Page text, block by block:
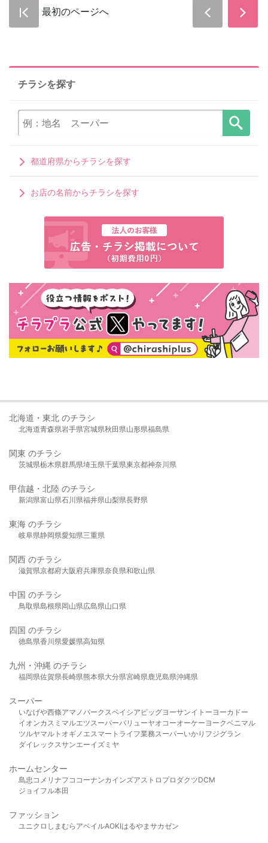
最初のページへ
チラシを探す
都道府県からチラシを探す
お店の名前からチラシを探す
北海道・東北 のチラシ
北海道青森県岩手県宮城県秋田県山形県福島県
関東 のチラシ
茨城県栃木県群馬県埼玉県千葉県東京都神奈川県
甲信越・北陸 のチラシ
新潟県富山県石川県福井県山梨県長野県
東海 のチラシ
岐阜県静岡県愛知県三重県
関西 のチラシ
滋賀県京都府大阪府兵庫県奈良県和歌山県
中国 のチラシ
鳥取県島根県岡山県広島県山口県
四国 のチラシ
徳島県香川県愛媛県高知県
九州・沖縄 のチラシ
福岡県佐賀県長崎県熊本県大分県宮崎県鹿児島県沖縄県
スーパー
いなげや西條アマノパークスベイシア ビッグヨーサンイトーヨーカドー
イオンカスミ マルエツスーパーバリューヤオコーオーケー ヨークベニマル
ツルヤマルト オギノ エスマート ライフ業務スーパーいかり フジグラン
ダイレックスサンエーイズミヤ
ホームセンター
島忠 コメリ ナフコ コーナンカインズアストロプロダクツDCM
ジョイフル本田
ファッション
ユニクロ しまむら アベイルAOKIはるやま サカゼン